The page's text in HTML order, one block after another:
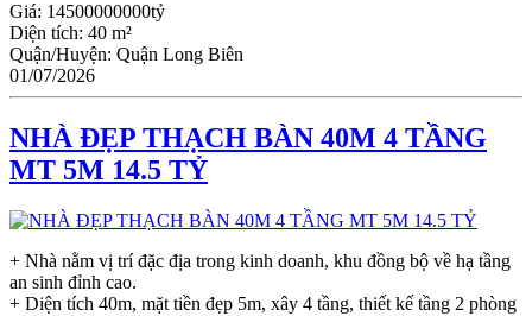
Giá: 14500000000tỷ
Diện tích: 40 m²
Quận/Huyện: Quận Long Biên
01/07/2026
NHÀ ĐẸP THẠCH BÀN 40M 4 TẦNG
MT 5M 14.5 TỶ
+ Nhà nằm vị trí đặc địa trong kinh doanh, khu đồng bộ về hạ tầng
an sinh đỉnh cao.
+ Diện tích 40m, mặt tiền đẹp 5m, xây 4 tầng, thiết kế tầng 2 phòng